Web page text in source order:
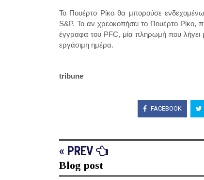
Το Πουέρτο Ρίκο θα μπορούσε
S&P. Το αν χρεοκοπήσει το Πουέρτο
έγγραφα του PFC, μία πληρωμή που λήγει
εργάσιμη ημέρα.
tribune
FACEBOOK
« PREV
Blog post